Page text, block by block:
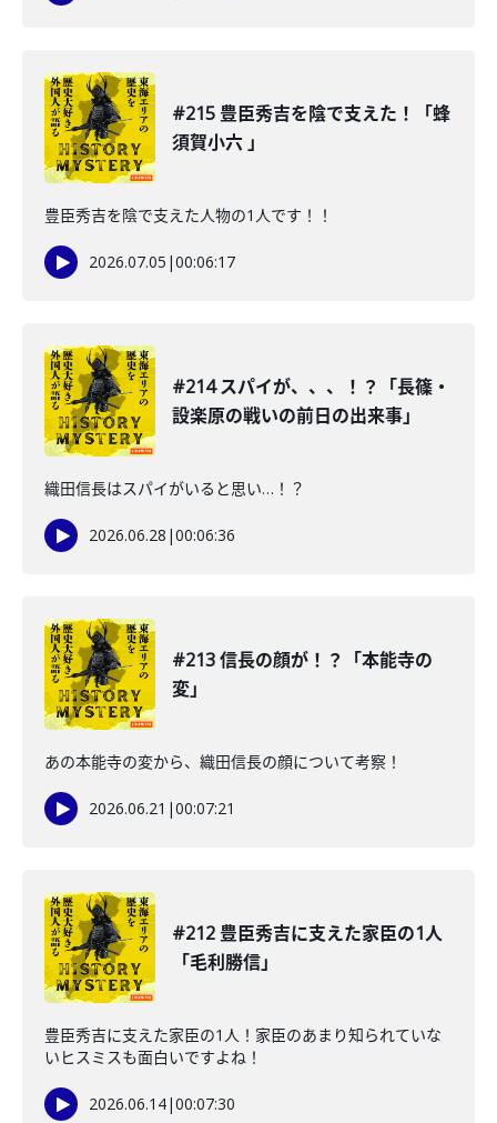
#215 豊臣秀吉を陰で支えた！「蜂
須賀小六 」
豊臣秀吉を陰で支えた人物の1人です！！
2026.07.05 |00:06:17
#214 スパイが、、、！？「長篠・
設楽原の戦いの前日の出来事」
織田信長はスパイがいると思い…！？
2026.06.28 |00:06:36
#213 信長の顔が！？「本能寺の
変」
あの本能寺の変から、織田信長の顔について考察！
2026.06.21 |00:07:21
#212 豊臣秀吉に支えた家臣の1人
「毛利勝信」
豊臣秀吉に支えた家臣の1人！家臣のあまり知られていな
いヒスミスも面白いですよね！
2026.06.14|00:07:30